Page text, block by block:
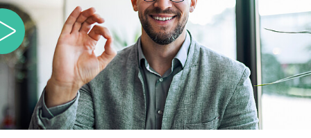
richtig kritisieren. So gelingt es Ihnen, schwierige
Situationen in echte Entwicklungsmöglichkeiten zu
verwandeln und eine positive, vertrauensvolle
Zusammenarbeit zu fördern.